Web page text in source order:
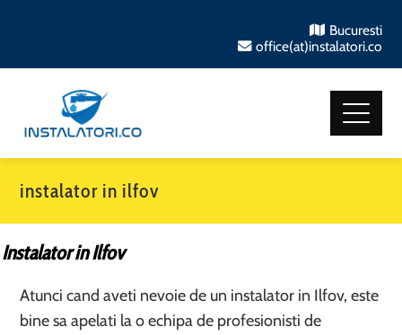
Bucuresti
office(at)instalatori.co
instalator in ilfov
Instalator in Ilfov
Atunci cand aveti nevoie de un instalator in Ilfov, este
bine sa apelati la o echipa de profesionisti de